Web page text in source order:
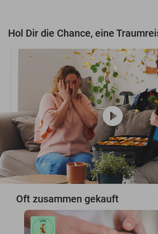
play_circle
Oft zusammen gekauft